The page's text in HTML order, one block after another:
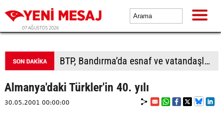
07 AĞUSTOS 2026
BTP, Bandırma’da esnaf ve vatandaşla buluştu
Almanya'daki Türkler'in 40. yılı
30.05.2001 00:00:00